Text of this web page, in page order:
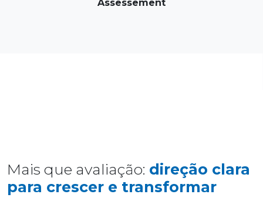
Assessement
Mais que avaliação: direção clara
para crescer e transformar